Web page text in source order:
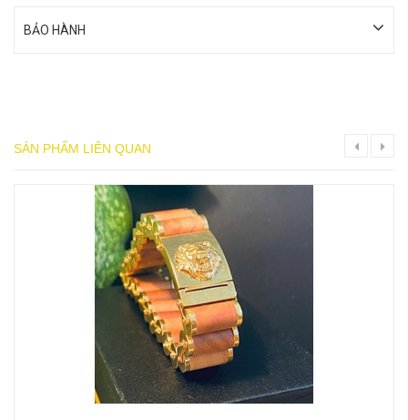
BẢO HÀNH
SẢN PHẨM LIÊN QUAN